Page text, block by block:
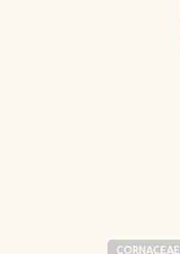
CORNACEAE